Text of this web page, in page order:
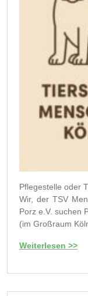
Pflegestelle oder
Wir, der TSV
Porz e.V. suchen
(im Großraum
Weiterlesen >>